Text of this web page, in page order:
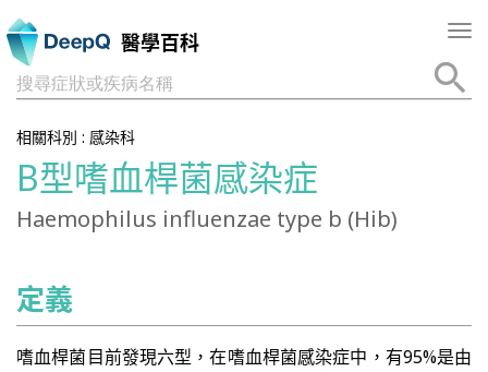
醫學百科
搜尋症狀或疾病名稱
相關科別 : 感染科
B型嗜血桿菌感染症
Haemophilus influenzae type b (Hib)
定義
嗜血桿菌目前發現六型，在嗜血桿菌感染症中，有95%是由